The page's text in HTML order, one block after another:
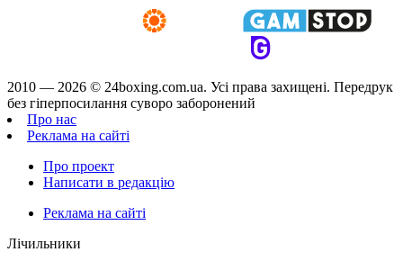
2010 — 2026 © 24boxing.com.ua. Усi права захищенi. Передрук
без гіперпосилання суворо заборонений
Про нас
Реклама на сайті
Про проект
Написати в редакцію
Реклама на сайті
Лічильники